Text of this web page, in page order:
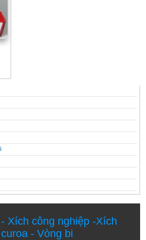
- Xích công nghiệp-Xích
- Vòng bi